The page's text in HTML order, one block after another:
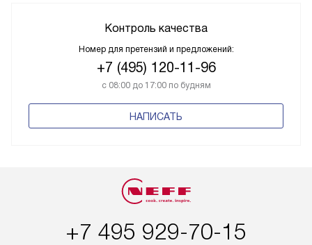
Контроль качества
Номер для претензий и предложений:
+7 (495) 120-11-96
с 08:00 до 17:00 по будням
НАПИСАТЬ
+7 495 929-70-15